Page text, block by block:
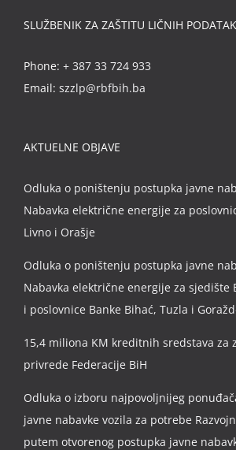
SLUŽBENIK ZA ZAŠTITU LIČNIH
Phone: + 387 33 724 933
Email: szzlp@rbfbih.ba
AKTUELNE OBJAVE
Odluka o poništenju postupka javne
Nabavka električne energije za
Livno i Orašje
Odluka o poništenju postupka javne
Nabavka električne energije za sjedište
i poslovnice Banke Bihać, Tuzla i
15,4 miliona KM kreditnih sredstava za
privrede Federacije BiH
Odluka o izboru najpovoljnijeg
javne nabavke vozila za potrebe
putem otvorenog postupka javne